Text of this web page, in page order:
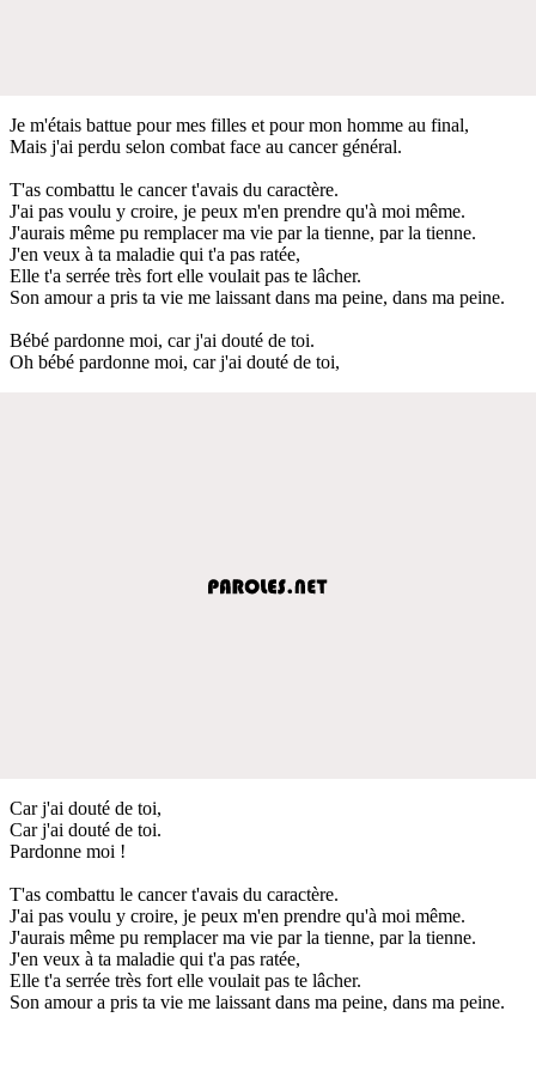
Je m'étais battue pour mes filles et pour mon homme au final,
Mais j'ai perdu selon combat face au cancer général.
T'as combattu le cancer t'avais du caractère.
J'ai pas voulu y croire, je peux m'en prendre qu'à moi même.
J'aurais même pu remplacer ma vie par la tienne, par la tienne.
J'en veux à ta maladie qui t'a pas ratée,
Elle t'a serrée très fort elle voulait pas te lâcher.
Son amour a pris ta vie me laissant dans ma peine, dans ma peine.
Bébé pardonne moi, car j'ai douté de toi.
Oh bébé pardonne moi, car j'ai douté de toi,
Car j'ai douté de toi,
Car j'ai douté de toi.
Pardonne moi !
T'as combattu le cancer t'avais du caractère.
J'ai pas voulu y croire, je peux m'en prendre qu'à moi même.
J'aurais même pu remplacer ma vie par la tienne, par la tienne.
J'en veux à ta maladie qui t'a pas ratée,
Elle t'a serrée très fort elle voulait pas te lâcher.
Son amour a pris ta vie me laissant dans ma peine, dans ma peine.